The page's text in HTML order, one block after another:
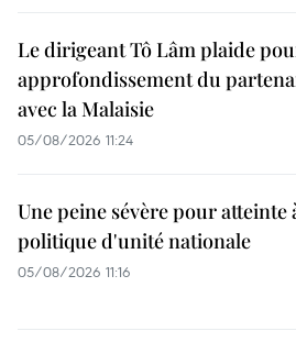
Le dirigeant Tô Lâm plaide
approfondissement du
avec la Malaisie
05/08/2026 11:24
Une peine sévère pour atteinte
politique d'unité nationale
05/08/2026 11:16